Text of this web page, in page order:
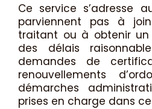
Ce service s’adresse
parviennent pas à
traitant ou à obtenir un
des délais
demandes de
renouvellements
démarches
prises en charge dans